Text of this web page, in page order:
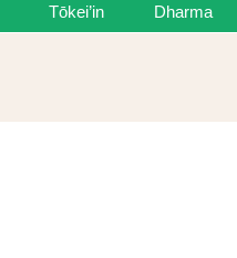
Tōkei’in Dharma